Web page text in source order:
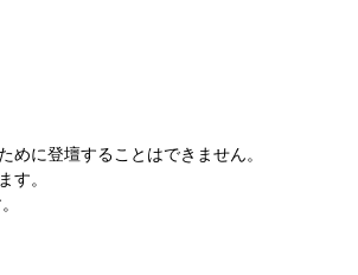
めに登壇することはできません。
す。